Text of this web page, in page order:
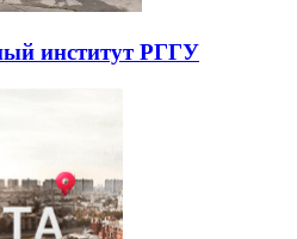
институт РГГУ